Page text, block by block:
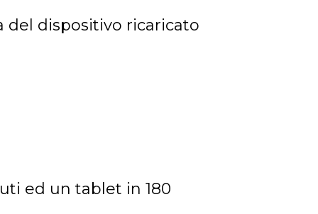
dispositivo ricaricato
ed un tablet in 180